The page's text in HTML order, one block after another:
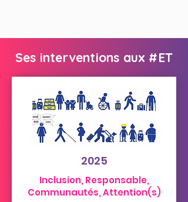
Ses interventions aux #ET
2025
Inclusion, Responsable,
Communautés, Attention(s)